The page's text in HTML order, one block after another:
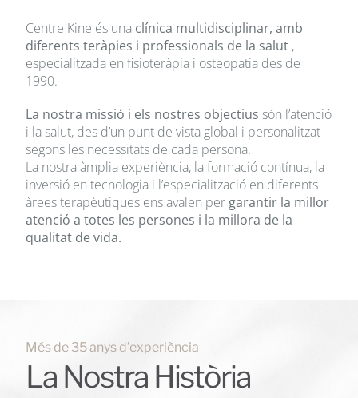
Centre Kine és una clínica multidisciplinar, amb
diferents teràpies i professionals de la salut,
especialitzada en fisioteràpia i osteopatia des de
1990.
La nostra missió i els nostres objectius són l’atenció
i la salut, des d’un punt de vista global i personalitzat
segons les necessitats de cada persona.
La nostra àmplia experiència, la formació contínua, la
inversió en tecnologia i l’especialització en diferents
àrees terapèutiques ens avalen per garantir la millor
atenció a totes les persones i la millora de la
qualitat de vida.
Més de 35 anys d’experiència
La Nostra Història